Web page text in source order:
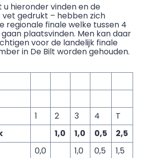
u hieronder vinden en de
vet gedrukt – hebben zich
regionale finale welke tussen 4
plaatsvinden. Men kan daar
voor de landelijk finale
in De Bilt worden gehouden.
1 2 3 4
T
1,0 1,0 0,5
2,5
0,0 1,0 0,5
1,5